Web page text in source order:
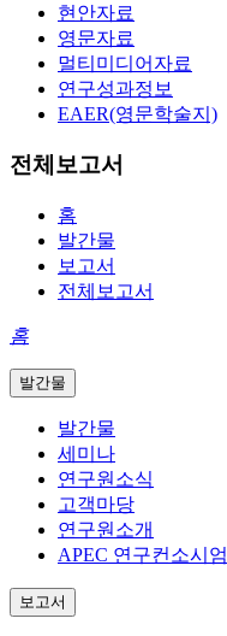
현안자료
영문자료
멀티미디어자료
연구성과정보
EAER(영문학술지)
전체보고서
홈
발간물
보고서
전체보고서
홈
발간물
발간물
세미나
연구원소식
고객마당
연구원소개
APEC 연구컨소시엄
보고서